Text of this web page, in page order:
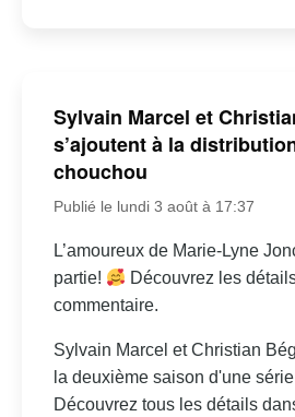
Sylvain Marcel et
s’ajoutent à la
chouchou
Publié le lundi 3 août à 17:37
L’amoureux de Marie-Lyne
partie!
Découvrez les
commentaire.
Sylvain Marcel et Christian
la deuxième saison d'une
Découvrez tous les détails